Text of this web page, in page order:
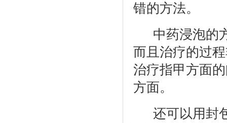
错的方法。
中药浸泡的
而且治疗的过
治疗指甲方面
方面。
还可以用封